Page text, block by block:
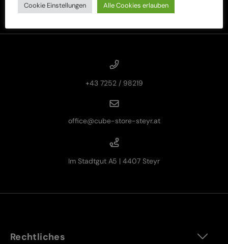
+43 7252 / 98219
office@cube-store-steyr.at
Im Stadtgut A5 | 4407 Steyr
Rechtliches
Cookie Einstellungen Alle Cookies erlauben